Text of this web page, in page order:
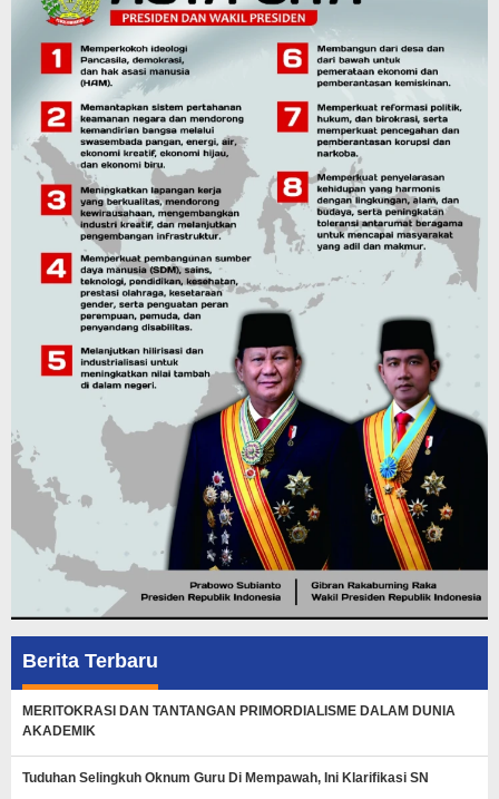
Berita Terbaru
MERITOKRASI DAN TANTANGAN PRIMORDIALISME DALAM DUNIA
AKADEMIK
Tuduhan Selingkuh Oknum Guru Di Mempawah, Ini Klarifikasi SN